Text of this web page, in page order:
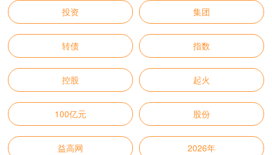
投资 集团
转债 指数
控股 起火
100亿元 股份
益高网 2026年